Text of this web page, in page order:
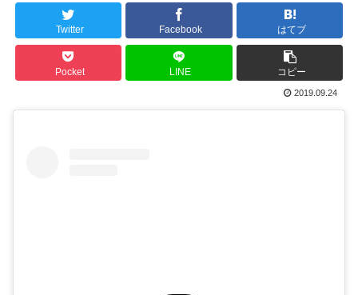
Twitter Facebook はてブ
Pocket LINE コピー
2019.09.24